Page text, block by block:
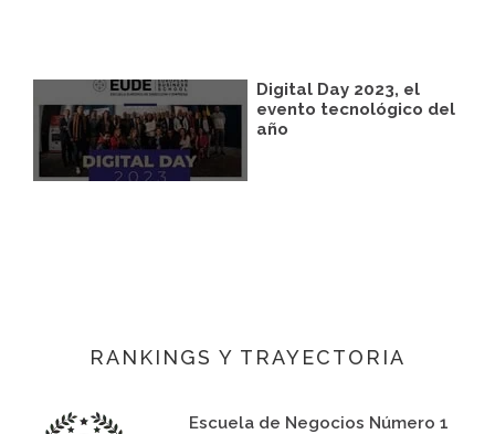
Digital Day 2023, el
evento tecnológico del
año
RANKINGS Y TRAYECTORIA
Escuela de Negocios Número 1